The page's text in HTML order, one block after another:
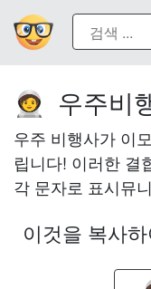
🧑‍🚀 우주비
우주 비행사가 이
립니다! 이러한 결
각 문자로 표시뮤
이것을 복사